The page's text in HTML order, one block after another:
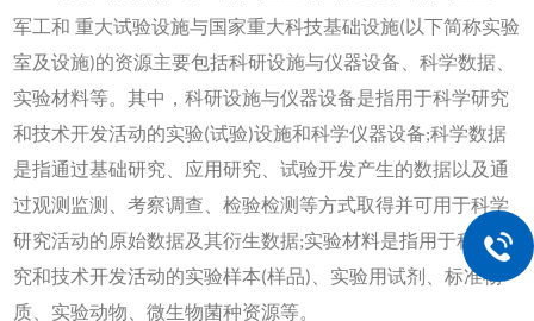
军工和 重大试验设施与国家重大科技基础设施(以下简称实验
室及设施)的资源主要包括科研设施与仪器设备、科学数据、
实验材料等。其中，科研设施与仪器设备是指用于科学研究
和技术开发活动的实验(试验)设施和科学仪器设备;科学数据
是指通过基础研究、应用研究、试验开发产生的数据以及通
过观测监测、考察调查、检验检测等方式取得并可用于科学
研究活动的原始数据及其衍生数据;实验材料是指用于科学研
究和技术开发活动的实验样本(样品)、实验用试剂、标准物
质、实验动物、微生物菌种资源等。